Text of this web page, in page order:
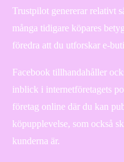
Trustpilot genererar relativt
många tidigare köpares
föredra att du utforskar e-
Facebook tillhandahåller
inblick i internetföretagets
företag online där du kan
köpupplevelse, som också
kunderna är.